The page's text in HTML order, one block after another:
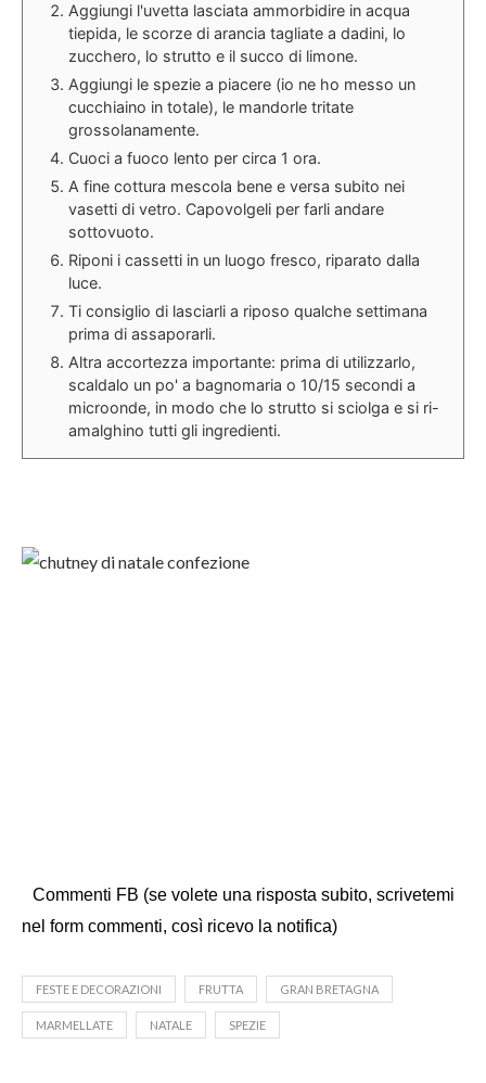
Aggiungi l'uvetta lasciata ammorbidire in acqua
tiepida, le scorze di arancia tagliate a dadini, lo
zucchero, lo strutto e il succo di limone.
Aggiungi le spezie a piacere (io ne ho messo un
cucchiaino in totale), le mandorle tritate
grossolanamente.
Cuoci a fuoco lento per circa 1 ora.
A fine cottura mescola bene e versa subito nei
vasetti di vetro. Capovolgeli per farli andare
sottovuoto.
Riponi i cassetti in un luogo fresco, riparato dalla
luce.
Ti consiglio di lasciarli a riposo qualche settimana
prima di assaporarli.
Altra accortezza importante: prima di utilizzarlo,
scaldalo un po' a bagnomaria o 10/15 secondi a
microonde, in modo che lo strutto si sciolga e si ri-
amalghino tutti gli ingredienti.
Commenti FB (se volete una risposta subito, scrivetemi
nel form commenti, così ricevo la notifica)
FESTE E DECORAZIONI FRUTTA GRAN BRETAGNA
MARMELLATE NATALE SPEZIE